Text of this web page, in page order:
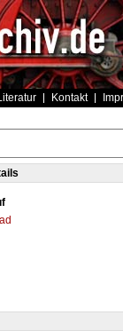
Kontakt